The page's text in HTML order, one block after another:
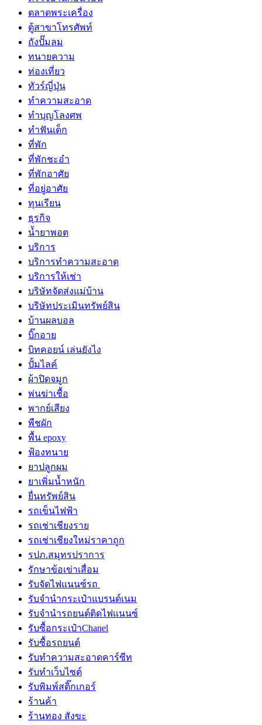
ตลาดพระเครื่อง
ตู้สาขาโทรศัพท์
ถังปั๊มลม
ทนายความ
ท่องเที่ยว
ทัวร์ญี่ปุ่น
ทำความสะอาด
ทำบุญโลงศพ
ทำฟันเด็ก
ที่พัก
ที่พักชะอำ
ที่พักอาศัย
ที่อยู่อาศัย
ทุนเรียน
ธุรกิจ
น้ำยาพอต
บริการ
บริการทำความสะอาด
บริการให้เช่า
บริษัทจัดส่งแม่บ้าน
บริษัทประเมินทรัพย์สิน
บ้านผลบอล
บิ๊กอาย
บิทคอยน์ เล่นยังไง
ปั้มไลค์
ผ้าปิดจมูก
พ่นฆ่าเชื้อ
พากย์เสียง
พืชผัก
พื้น epoxy
ฟ้องทนาย
ยาปลูกผม
ยาเพิ่มน้ำหนัก
ยื่นทรัพย์สิน
รถเข็นไฟฟ้า
รถเช่าเชียงราย
รถเช่าเชียงใหม่ราคาถูก
รปภ.สมุทรปราการ
รักษาข้อเข่าเสื่อม
รับจัดไฟแนนซ์รถ
รับจำนำกระเป๋าแบรนด์เนม
รับจํานํารถยนต์ติดไฟแนนซ์
รับซื้อกระเป๋าChanel
รับซื้อรถยนต์
รับทำความสะอาดคาร์ซีท
รับทําเว็บไซต์
รับพิมพ์สติ๊กเกอร์
ร้านค้า
ร้านทอง สังขะ